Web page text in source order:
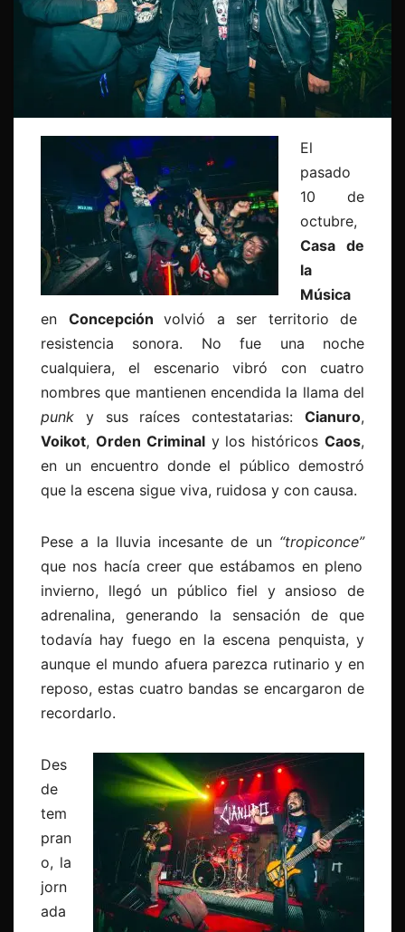
El
pasado
10 de
octubre,
Casa de
la
Música
en Concepciónvolvió a ser territorio de
resistencia sonora. No fue una noche
cualquiera, el escenario vibró con cuatro
nombres que mantienen encendida la llama del
punk y sus raíces contestatarias:Cianuro,
Voikot, Orden Criminaly los históricosCaos,
en un encuentro donde el público demostró
que la escena sigue viva, ruidosa y con causa.
Pese a la lluvia incesante de un “tropiconce”
que nos hacía creer que estábamos en pleno
invierno, llegó un público fiel y ansioso de
adrenalina, generando la sensación de que
todavía hay fuego en la escena penquista, y
aunque el mundo afuera parezca rutinario y en
reposo, estas cuatro bandas se encargaron de
recordarlo.
Des
de
tem
pran
o, la
jorn
ada